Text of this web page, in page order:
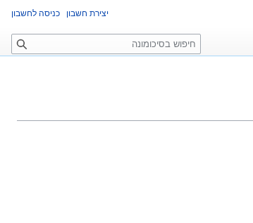
יצירת חשבון כניסה לחשבון
ח
י